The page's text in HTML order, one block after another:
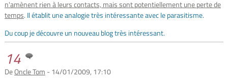
n'amènent rien à leurs contacts, mais sont potentiellement une perte de
temps. Il établit une analogie très intéressante avec le parasitisme.
Du coup je découvre un nouveau blog très intéressant.
14
DeOncle Tom - 14/01/2009, 17:10